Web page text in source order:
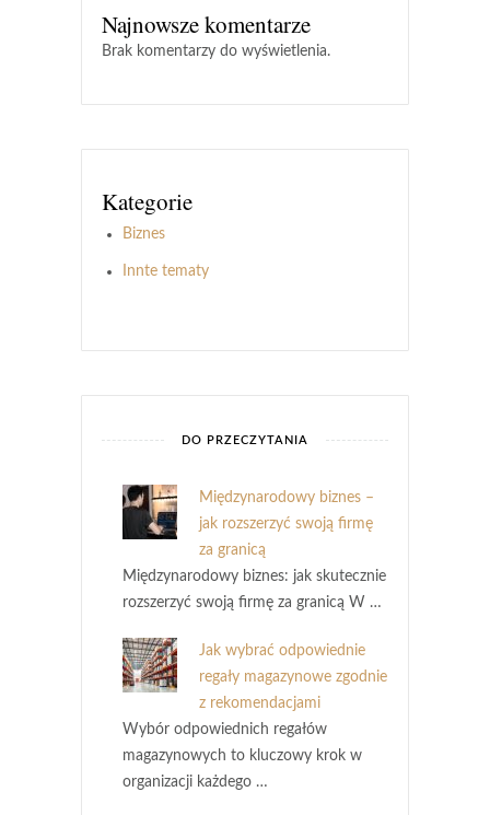
Najnowsze komentarze
Brak komentarzy do wyświetlenia.
Kategorie
Biznes
Innte tematy
DO PRZECZYTANIA
Międzynarodowy biznes –
jak rozszerzyć swoją firmę
za granicą
Międzynarodowy biznes: jak skutecznie
rozszerzyć swoją firmę za granicą W …
Jak wybrać odpowiednie
regały magazynowe zgodnie
z rekomendacjami
Wybór odpowiednich regałów
magazynowych to kluczowy krok w
organizacji każdego …